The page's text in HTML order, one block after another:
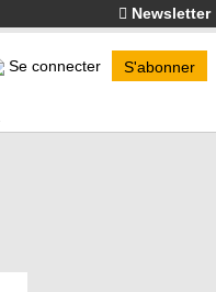
Newsletter
Se connecter S'abonner